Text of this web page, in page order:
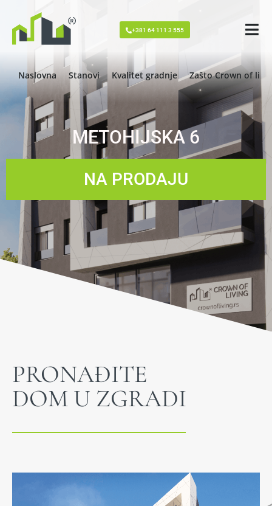
Naslovna Stanovi Kvalitet gradnje Zašto Crown of
+381 64 111 3 555
METOHIJSKA 6
NA PRODAJU
PRONAĐITE
DOM U ZGRADI